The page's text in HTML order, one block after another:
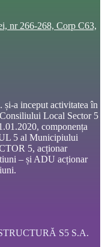
nr 266-268, Corp C63,
a inceput activitatea în
Local Sector 5
componența
5 al Municipiului
5, acționar
– și ADU acționar
S5 S.A.